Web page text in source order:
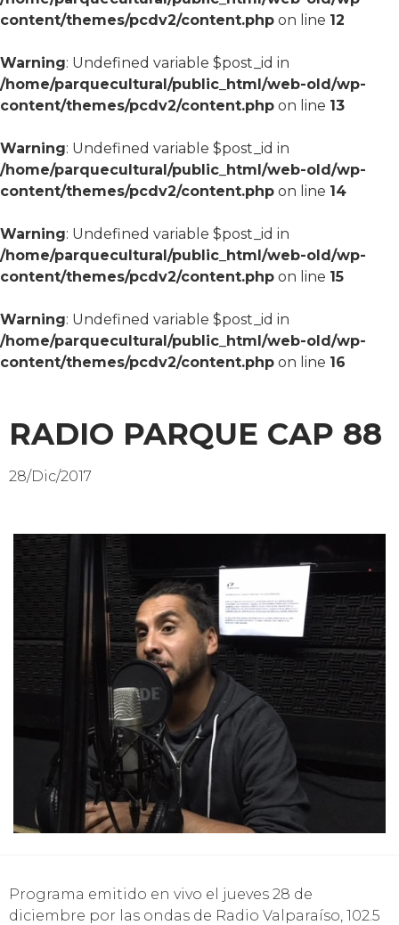
content/themes/pcdv2/content.php on line 12
Warning: Undefined variable $post_id in
/home/parquecultural/public_html/web-old/wp-
content/themes/pcdv2/content.php on line 13
Warning: Undefined variable $post_id in
/home/parquecultural/public_html/web-old/wp-
content/themes/pcdv2/content.php on line 14
Warning: Undefined variable $post_id in
/home/parquecultural/public_html/web-old/wp-
content/themes/pcdv2/content.php on line 15
Warning: Undefined variable $post_id in
/home/parquecultural/public_html/web-old/wp-
content/themes/pcdv2/content.php on line 16
RADIO PARQUE CAP 88
28/Dic/2017
Programa emitido en vivo el jueves 28 de
diciembre por las ondas de Radio Valparaíso, 102.5